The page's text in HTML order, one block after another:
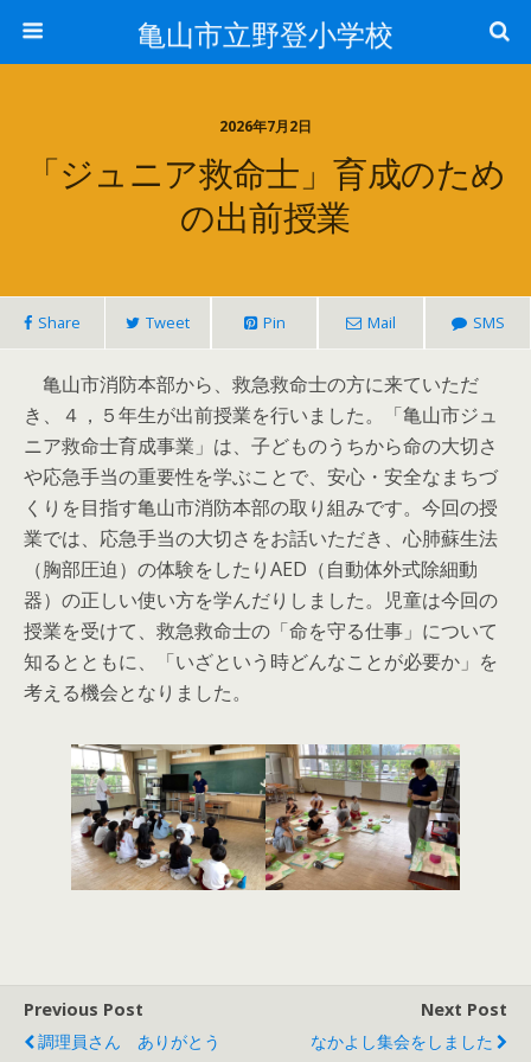
亀山市立野登小学校
2026年7月2日
「ジュニア救命士」育成のため
の出前授業
Share Tweet Pin Mail SMS
亀山市消防本部から、救急救命士の方に来ていただ
き、４，５年生が出前授業を行いました。「亀山市ジュ
ニア救命士育成事業」は、子どものうちから命の大切さ
や応急手当の重要性を学ぶことで、安心・安全なまちづ
くりを目指す亀山市消防本部の取り組みです。今回の授
業では、応急手当の大切さをお話いただき、心肺蘇生法
（胸部圧迫）の体験をしたりAED（自動体外式除細動
器）の正しい使い方を学んだりしました。児童は今回の
授業を受けて、救急救命士の「命を守る仕事」について
知るとともに、「いざという時どんなことが必要か」を
考える機会となりました。
Previous Post
調理員さん ありがとう
Next Post
なかよし集会をしました